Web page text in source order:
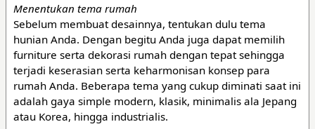
Menentukan tema rumah
Sebelum membuat desainnya, tentukan dulu tema
hunian Anda. Dengan begitu Anda juga dapat memilih
furniture serta dekorasi rumah dengan tepat sehingga
terjadi keserasian serta keharmonisan konsep para
rumah Anda. Beberapa tema yang cukup diminati saat ini
adalah gaya simple modern, klasik, minimalis ala Jepang
atau Korea, hingga industrialis.